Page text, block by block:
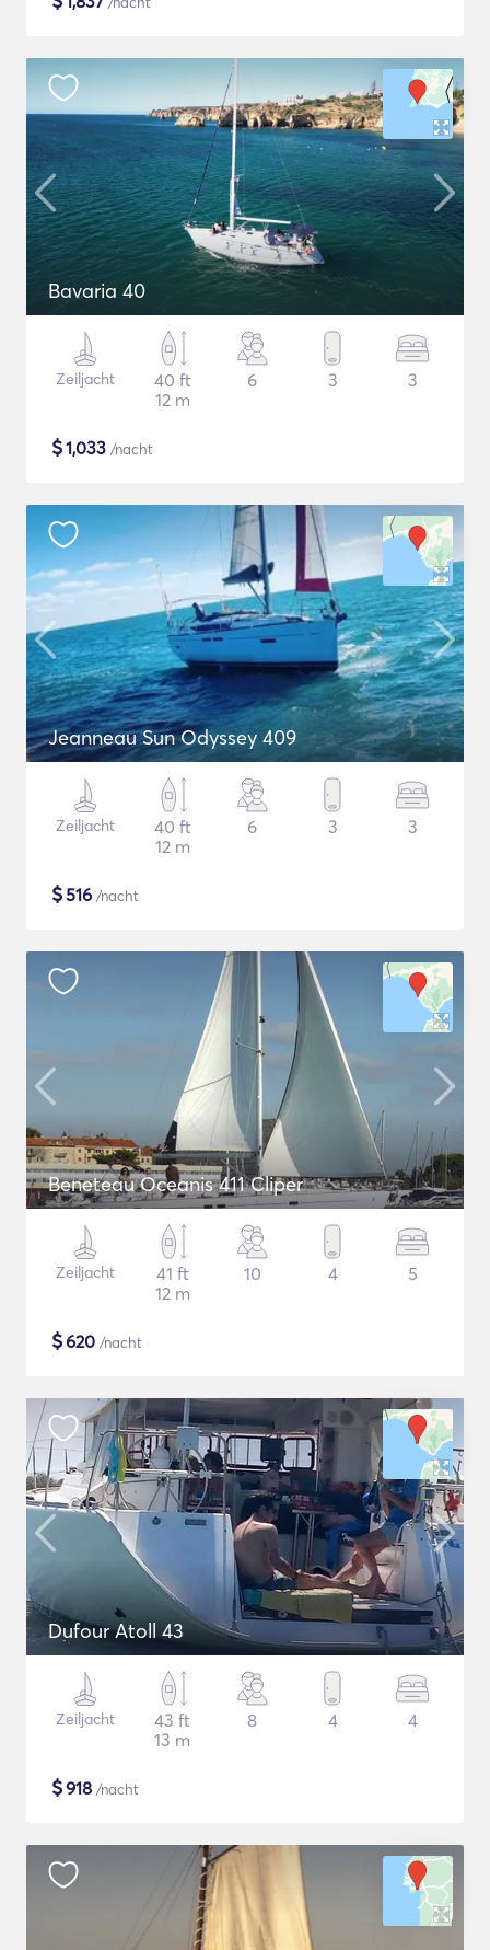
Bavaria 40
Zeiljacht
40 ft
12 m
6 3 3
$1,033 /nacht
Jeanneau Sun Odyssey 409
Zeiljacht
40 ft
12 m
6 3 3
$516 /nacht
Beneteau Oceanis 411 Cliper
Zeiljacht
41 ft
12 m
10 4 5
$620 /nacht
Dufour Atoll 43
Zeiljacht
43 ft
13 m
8 4 4
$918 /nacht